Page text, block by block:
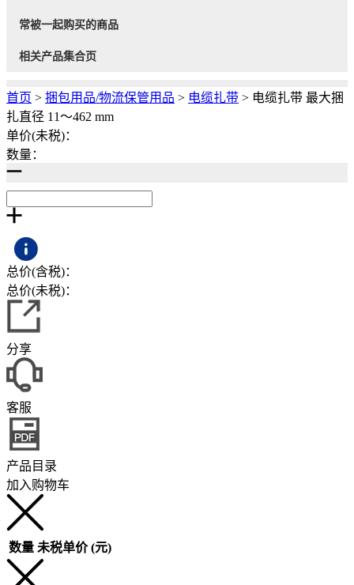
常被一起购买的商品
相关产品集合页
首页 > 捆包用品/物流保管用品 > 电缆扎带 > 电缆扎带 最大捆
扎直径 11～462 mm
单价(未税)：
数量：
总价(含税)：
总价(未税)：
分享
客服
产品目录
加入购物车
数量 未税单价 (元)